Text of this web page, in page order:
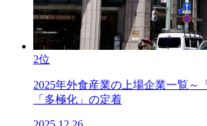
2位
2025年外食産業の上場企業一覧～
「多極化」の定着